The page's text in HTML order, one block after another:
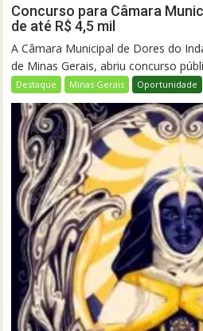
Concurso para Câmara
de até R$ 4,5 mil
A Câmara Municipal de Dores do
de Minas Gerais, abriu concurso
Destaque Minas Gerais Oportunidade